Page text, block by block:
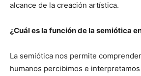
alcance de la creación artística.
¿Cuál es la función de la semiótica
La semiótica nos permite
humanos percibimos e